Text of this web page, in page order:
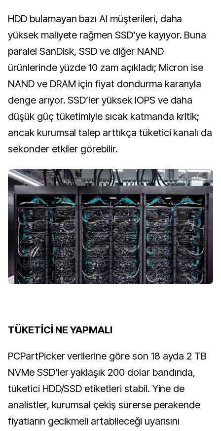
HDD bulamayan bazı AI müşterileri, daha
yüksek maliyete rağmen SSD’ye kayıyor. Buna
paralel SanDisk, SSD ve diğer NAND
ürünlerinde yüzde 10 zam açıkladı; Micron ise
NAND ve DRAM için fiyat dondurma kararıyla
denge arıyor. SSD’ler yüksek IOPS ve daha
düşük güç tüketimiyle sıcak katmanda kritik;
ancak kurumsal talep arttıkça tüketici kanalı da
sekonder etkiler görebilir.
TÜKETİCİ NE YAPMALI
PCPartPicker verilerine göre son 18 ayda 2 TB
NVMe SSD’ler yaklaşık 200 dolar bandında,
tüketici HDD/SSD etiketleri stabil. Yine de
analistler, kurumsal çekiş sürerse perakende
fiyatların gecikmeli artabileceği uyarısını